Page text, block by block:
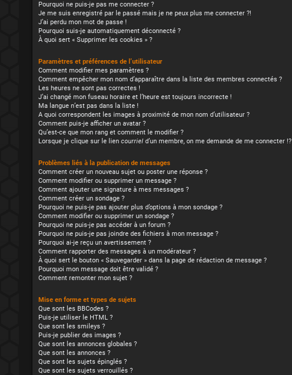
Pourquoi ne puis-je pas me connecter ?
Je me suis enregistré par le passé mais je ne peux plus me connecter ?!
J’ai perdu mon mot de passe !
Pourquoi suis-je automatiquement déconnecté ?
À quoi sert « Supprimer les cookies » ?
Paramètres et préférences de l’utilisateur
Comment modifier mes paramètres ?
Comment empêcher mon nom d’apparaître dans la liste des membres connectés ?
Les heures ne sont pas correctes !
J’ai changé mon fuseau horaire et l’heure est toujours incorrecte !
Ma langue n’est pas dans la liste !
A quoi correspondent les images à proximité de mon nom d’utilisateur ?
Comment puis-je afficher un avatar ?
Qu’est-ce que mon rang et comment le modifier ?
Lorsque je clique sur le lien courriel d’un membre, on me demande de me connecter !?
Problèmes liés à la publication de messages
Comment créer un nouveau sujet ou poster une réponse ?
Comment modifier ou supprimer un message ?
Comment ajouter une signature à mes messages ?
Comment créer un sondage ?
Pourquoi ne puis-je pas ajouter plus d’options à mon sondage ?
Comment modifier ou supprimer un sondage ?
Pourquoi ne puis-je pas accéder à un forum ?
Pourquoi ne puis-je pas joindre des fichiers à mon message ?
Pourquoi ai-je reçu un avertissement ?
Comment rapporter des messages à un modérateur ?
À quoi sert le bouton « Sauvegarder » dans la page de rédaction de message ?
Pourquoi mon message doit être validé ?
Comment remonter mon sujet ?
Mise en forme et types de sujets
Que sont les BBCodes ?
Puis-je utiliser le HTML ?
Que sont les smileys ?
Puis-je publier des images ?
Que sont les annonces globales ?
Que sont les annonces ?
Que sont les sujets épinglés ?
Que sont les sujets verrouillés ?